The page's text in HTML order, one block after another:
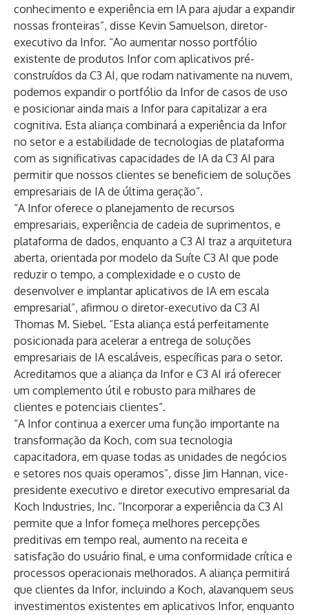
conhecimento e experiência em IA para ajudar a expandir
nossas fronteiras”, disse Kevin Samuelson, diretor-
executivo da Infor. “Ao aumentar nosso portfólio
existente de produtos Infor com aplicativos pré-
construídos da C3 AI, que rodam nativamente na nuvem,
podemos expandir o portfólio da Infor de casos de uso
e posicionar ainda mais a Infor para capitalizar a era
cognitiva. Esta aliança combinará a experiência da Infor
no setor e a estabilidade de tecnologias de plataforma
com as significativas capacidades de IA da C3 AI para
permitir que nossos clientes se beneficiem de soluções
empresariais de IA de última geração”.
“A Infor oferece o planejamento de recursos
empresariais, experiência de cadeia de suprimentos, e
plataforma de dados, enquanto a C3 AI traz a arquitetura
aberta, orientada por modelo da Suíte C3 AI que pode
reduzir o tempo, a complexidade e o custo de
desenvolver e implantar aplicativos de IA em escala
empresarial”, afirmou o diretor-executivo da C3 AI
Thomas M. Siebel. “Esta aliança está perfeitamente
posicionada para acelerar a entrega de soluções
empresariais de IA escaláveis, específicas para o setor.
Acreditamos que a aliança da Infor e C3 AI irá oferecer
um complemento útil e robusto para milhares de
clientes e potenciais clientes”.
“A Infor continua a exercer uma função importante na
transformação da Koch, com sua tecnologia
capacitadora, em quase todas as unidades de negócios
e setores nos quais operamos”, disse Jim Hannan, vice-
presidente executivo e diretor executivo empresarial da
Koch Industries, Inc. “Incorporar a experiência da C3 AI
permite que a Infor forneça melhores percepções
preditivas em tempo real, aumento na receita e
satisfação do usuário final, e uma conformidade crítica e
processos operacionais melhorados. A aliança permitirá
que clientes da Infor, incluindo a Koch, alavanquem seus
investimentos existentes em aplicativos Infor, enquanto